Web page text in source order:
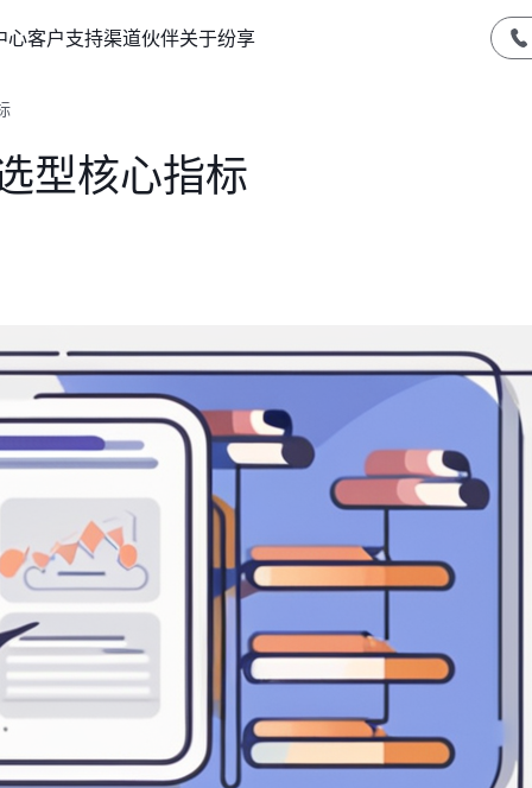
心客户支持渠道伙伴关于纷享
型核心指标